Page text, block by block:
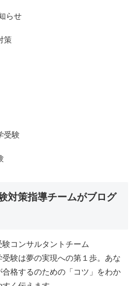
らせ
策
受験
対策指導チームがブログ
コンサルタントチーム
受験は夢の実現への第１歩。あな
合格するのための「コツ」をわか